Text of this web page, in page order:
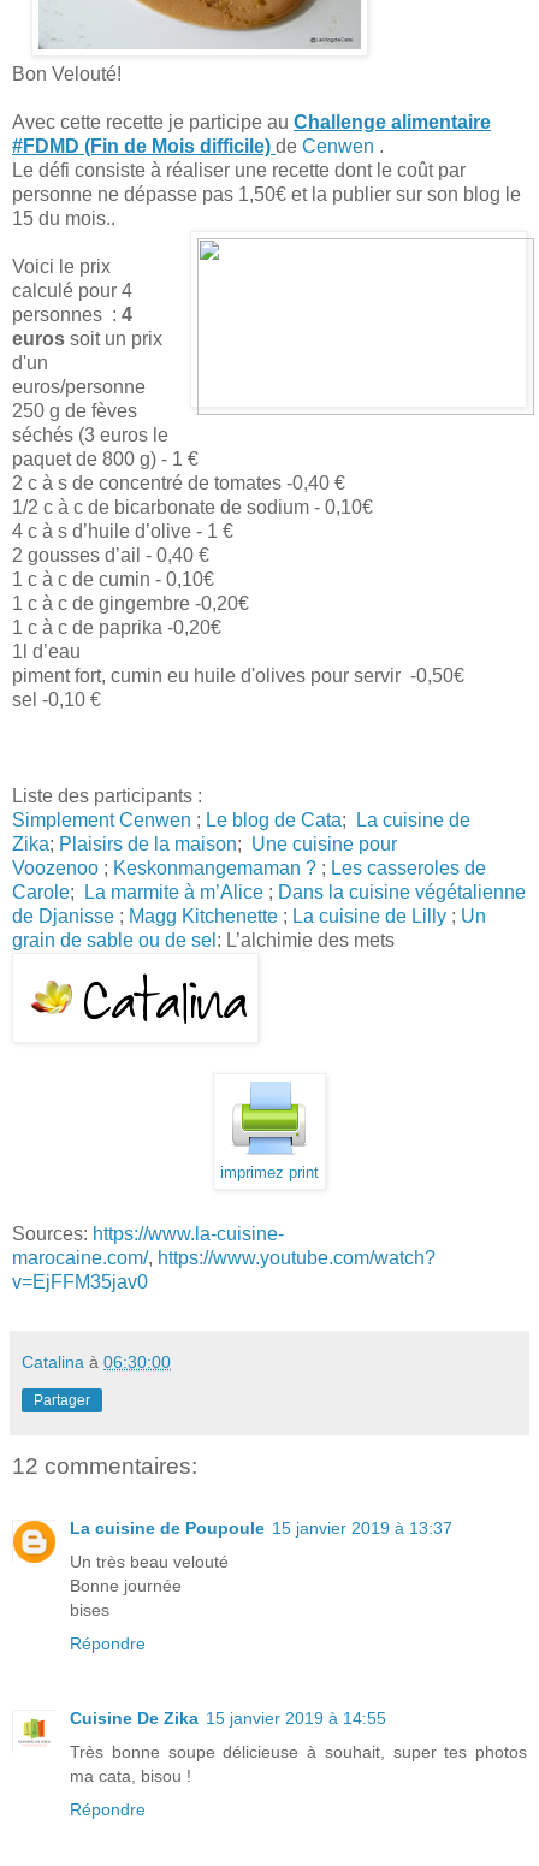
Bon Velouté!
Avec cette recette je participe au Challenge alimentaire
#FDMD (Fin de Mois difficile) de Cenwen .
Le défi consiste à réaliser une recette dont le coût par
personne ne dépasse pas 1,50€ et la publier sur son blog le
15 du mois..
Voici le prix
calculé pour 4
personnes : 4
euros soit un prix
d'un
euros/personne
250 g de fèves
séchés (3 euros le
paquet de 800 g) - 1 €
2 c à s de concentré de tomates -0,40 €
1/2 c à c de bicarbonate de sodium - 0,10€
4 c à s d’huile d’olive - 1 €
2 gousses d’ail - 0,40 €
1 c à c de cumin - 0,10€
1 c à c de gingembre -0,20€
1 c à c de paprika -0,20€
1l d’eau
piment fort, cumin eu huile d'olives pour servir -0,50€
sel -0,10 €
Liste des participants :
Simplement Cenwen ; Le blog de Cata;
La cuisine de
Zika; Plaisirs de la maison; Une cuisine pour
Voozenoo ; Keskonmangemaman ? ; Les casseroles de
Carole; La marmite à m’Alice ; Dans la cuisine végétalienne
de Djanisse ; Magg Kitchenette ; La cuisine de Lilly ; Un
grain de sable ou de sel : L’alchimie des mets
imprimez print
Sources: https://www.la-cuisine-
marocaine.com/, https://www.youtube.com/watch?
v=EjFFM35jav0
Catalina à 06:30:00
Partager
12 commentaires:
La cuisine de Poupoule 15 janvier 2019 à 13:37
Un très beau velouté
Bonne journée
bises
Répondre
Cuisine De Zika 15 janvier 2019 à 14:55
Très bonne soupe délicieuse à souhait, super tes photos
ma cata, bisou !
Répondre